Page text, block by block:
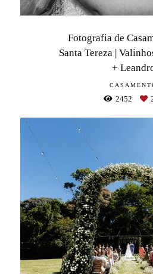
Fotografia de
Santa Tereza |
+
2452